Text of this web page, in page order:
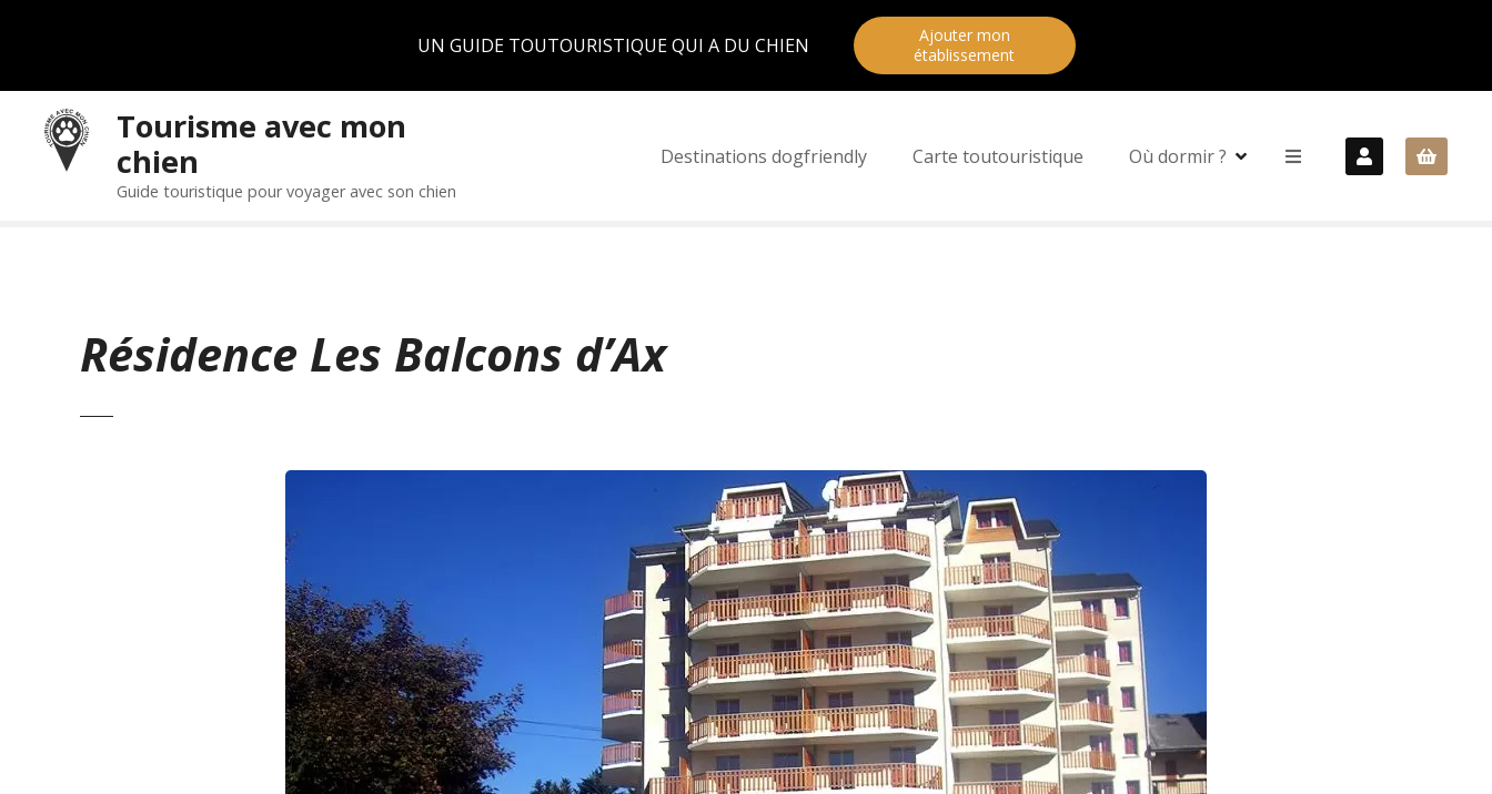
UN GUIDE TOUTOURISTIQUE QUI A DU CHIEN
Ajouter mon
établissement
Tourisme avec mon
chien
Guide touristique pour voyager avec son chien
Destinations dogfriendly Carte toutouristique Où dormir ?
Résidence Les Balcons d’Ax